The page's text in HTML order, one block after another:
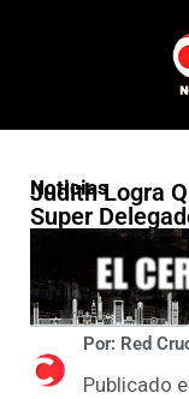
Noticias
Judith Logra
Super
Por: Red
Publicado